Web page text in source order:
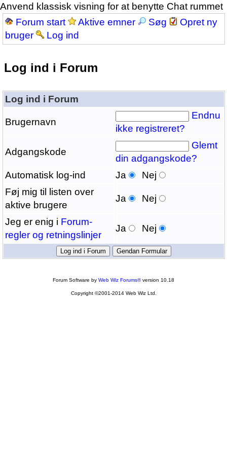
Anvend klassisk visning for at benytte Chat rummet
Forum start
Aktive emner Søg
Opret ny
bruger
Log ind
Log ind i Forum
Log ind i Forum
Brugernavn
Endnu
ikke registreret?
Adgangskode
Glemt
din adgangskode?
Automatisk log-ind
Ja
Nej
Føj mig til listen over
aktive brugere
Ja Nej
Jeg er enig i Forum-
regler og retningslinjer
Ja Nej
Forum Software by Web Wiz Forums®version 10.18
Copyright ©2001-2014 Web Wiz Ltd.